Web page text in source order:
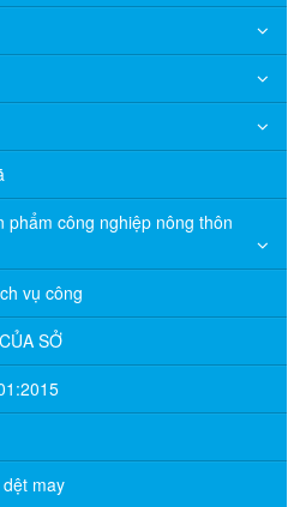
phẩm công nghiệp nông thôn
vụ công
SỞ
may